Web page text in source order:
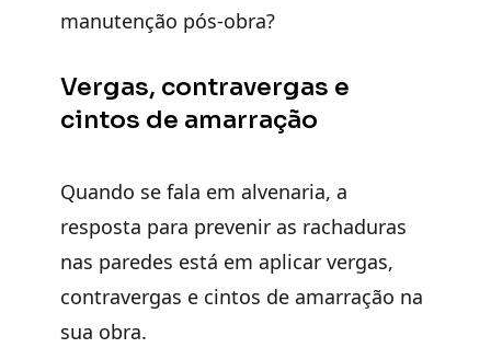
manutenção pós-obra?
Vergas, contravergas e
cintos de amarração
Quando se fala em alvenaria, a
resposta para prevenir as rachaduras
nas paredes está em aplicar vergas,
contravergas e cintos de amarração na
sua obra.